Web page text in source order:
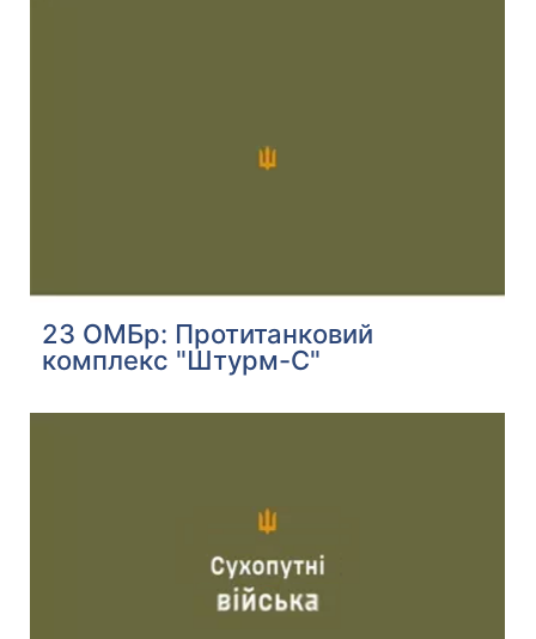
23 ОМБр: Протитанковий
комплекс "Штурм-С"